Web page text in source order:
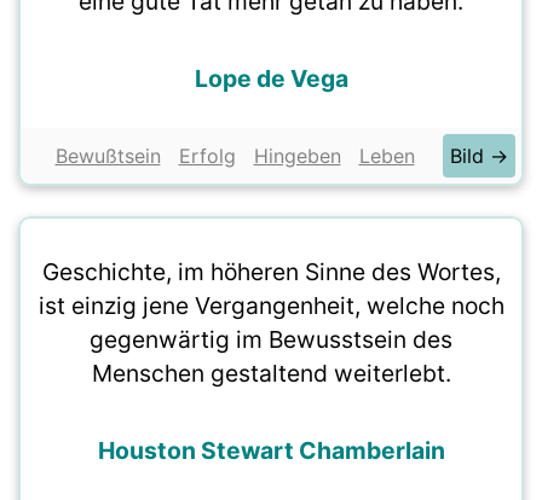
Lope de Vega
Bewußtsein Erfolg Hingeben Leben Bild →
Geschichte, im höheren Sinne des Wortes,
ist einzig jene Vergangenheit, welche noch
gegenwärtig im Bewusstsein des
Menschen gestaltend weiterlebt.
Houston Stewart Chamberlain